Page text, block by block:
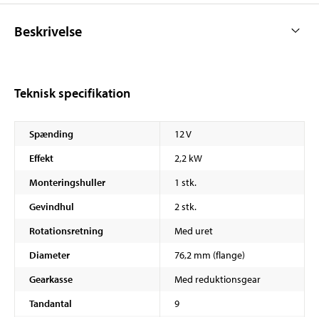
Beskrivelse
Teknisk specifikation
Spænding
12 V
Effekt
2,2 kW
Monteringshuller
1 stk.
Gevindhul
2 stk.
Rotationsretning
Med uret
Diameter
76,2 mm (flange)
Gearkasse
Med reduktionsgear
Tandantal
9